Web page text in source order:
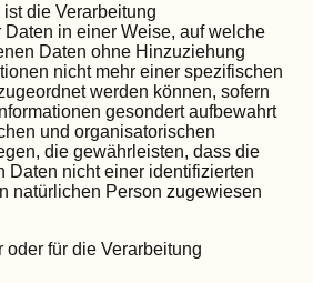
die Verarbeitung
in einer Weise, auf welche
Daten ohne Hinzuziehung
nicht mehr einer spezifischen
werden können, sofern
gesondert aufbewahrt
und organisatorischen
die gewährleisten, dass die
Daten nicht einer identifizierten
natürlichen Person zugewiesen
für die Verarbeitung